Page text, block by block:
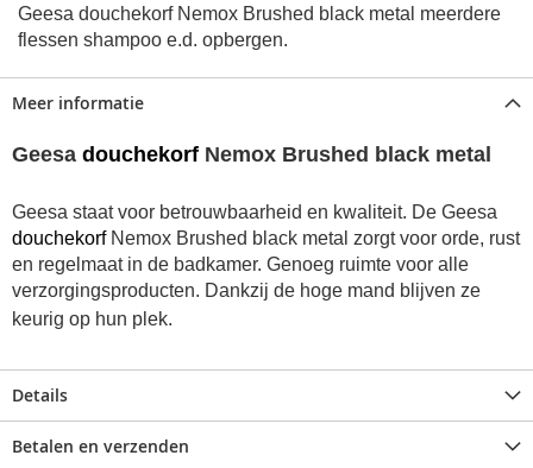
Geesa douchekorf Nemox Brushed black metal meerdere
flessen shampoo e.d. opbergen.
Meer informatie
Geesa douchekorf Nemox Brushed black metal
Geesa staat voor betrouwbaarheid en kwaliteit. De Geesa
douchekorfNemox Brushed black metal zorgt voor orde, rust
en regelmaat in de badkamer. Genoeg ruimte voor alle
verzorgingsproducten. Dankzij de hoge mand blijven ze
keurig op hun plek.
Details
Betalen en verzenden